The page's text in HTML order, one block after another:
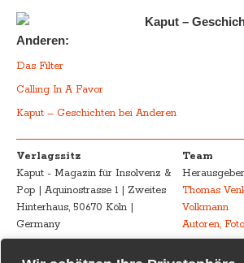
Kaput –
Anderen:
Das Filter
Calling In A Favor
Kaput – Geschichten bei Anderen
Verlagssitz
Kaput - Magazin für Insolvenz &
Pop | Aquinostrasse 1 | Zweites
Hinterhaus, 50670 Köln |
Germany
Team
Thomas
Volkmann
Autoren,